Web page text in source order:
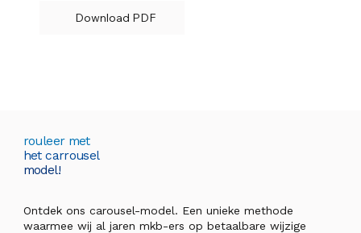
Download PDF
rouleer met
het carrousel
model!
Ontdek ons carousel-model. Een unieke methode
waarmee wij al jaren mkb-ers op betaalbare wijzige